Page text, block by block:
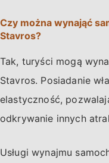
Czy można wynająć
Stavros?
Tak, turyści mogą
Stavros. Posiadanie
elastyczność,
odkrywanie innych
Usługi wynajmu